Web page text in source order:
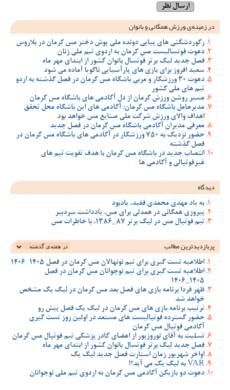
در زمینه‌ی ورزش همگانی و بانوان
رکوردشکنی های پیاپی دونده ملی پوش دختر مس کرمان در بلاروس
دعوت فوتسالیست مس کرمان به اردوی تیم ملی زنان
فصل جدید لیگ برتر فوتسال بانوان کشور از ابتدای مهر ماه
سعید افروز برای بازی های پارآسیایی ناگویا آماده می شود
دعوت 30 ورزشکار و مربی باشگاه مس کرمان در فصل گذشته به اردو
تیم های ملی کشور
مسیر روشن ورزش کرمان از دل آکادمی های باشگاه مس کرمان
مدیرعامل باشگاه مس کرمان: آکادمی های این باشگاه محل تحقق
اهداف والای ورزش شرکت ملی صنایع مس خواهد بود
معرفی مدیران آکادمی باشگاه مس کرمان در فصل جدید
حضور نزدیک به 750 ورزشکار در آکادمی های باشگاه مس کرمان در
فصل گذشته
انتصاب جدید در باشگاه مس کرمان با هدف تقویت تیم‌ های
غیرفوتبالی و آکادمی‌ ها
دیدگاه
به یاد مهدی محمدی فقید، یادبود
پیروزی همگانی در همدلی برای مس، یادداشت سردبیر
تیم فوتبال مس در لیگ برتر 87_1386، با خاطرات مس
پربازدیدترین‌ مطالب
اطلاعیه تست گیری برای تیم نونهالان مس کرمان در فصل 1405-1406
اطلاعیه تست گیری برای تیم نوجوانان مس کرمان در فصل
1405_1406
ظهر فردا برنامه بازی های فصل بعد مس کرمان در لیگ یک مشخص
خواهد شد
ترتیب برنامه بازی های مس کرمان در لیگ یک فصل پیش رو
حضور گسترده فوتبالیست های مستعد در اولین روز تست گیری
آکادمی فوتبال مس کرمان
تسلیت به آقای نوروزپور از اعضای کادر پزشکی تیم فوتبال مس کرمان
فصل جدید لیگ برتر فوتسال بانوان کشور از ابتدای مهر ماه
اواخر شهریور زمان استارت فصل جدید لیگ یک
VAR به لیگ یک می آید؟!
دعوت دو بازیکن آکادمی مس کرمان به اردوی تیم ملی نوجوانان